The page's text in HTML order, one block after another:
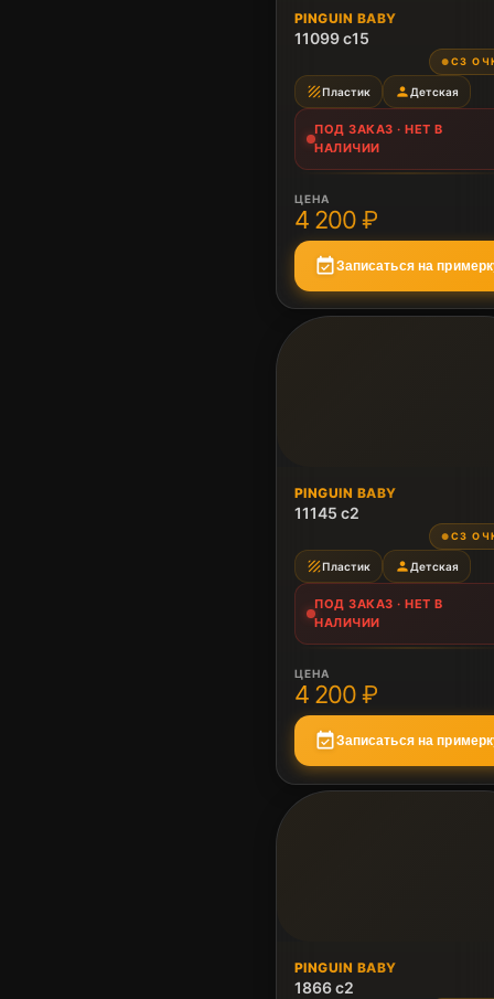
ПОД ЗАКАЗ
Нет в наличии
PINGUIN BABY
11099 c15
● СЗ
textureПластик person Детская
ПОД ЗАКАЗ · НЕТ В
НАЛИЧИИ
ЦЕНА
4 200 ₽
event_availableЗаписаться на
ПОД ЗАКАЗ
Нет в наличии
PINGUIN BABY
11145 c2
● СЗ
textureПластик person Детская
ПОД ЗАКАЗ · НЕТ В
НАЛИЧИИ
ЦЕНА
4 200 ₽
event_availableЗаписаться на
ПОД ЗАКАЗ
Нет в наличии
PINGUIN BABY
1866 c2